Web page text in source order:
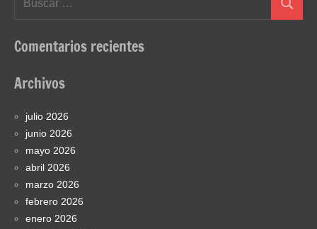
Buscar
Comentarios recientes
Archivos
julio 2026
junio 2026
mayo 2026
abril 2026
marzo 2026
febrero 2026
enero 2026